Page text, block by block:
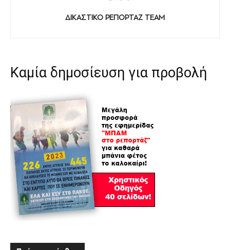
ΔΙΚΑΣΤΙΚΟ ΡΕΠΟΡΤΑΖ TEAM
Καμία δημοσίευση για προβολή